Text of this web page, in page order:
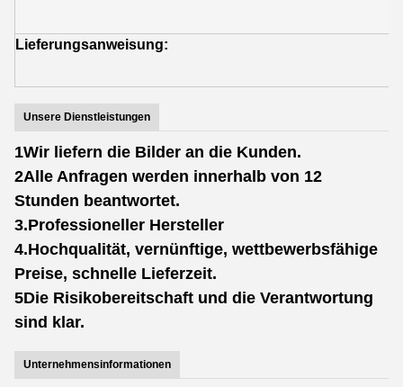
Lieferungsanweisung:
Unsere Dienstleistungen
1Wir liefern die Bilder an die Kunden.
2Alle Anfragen werden innerhalb von 12
Stunden beantwortet.
3.Professioneller Hersteller
4.Hochqualität, vernünftige, wettbewerbsfähige
Preise, schnelle Lieferzeit.
5Die Risikobereitschaft und die Verantwortung
sind klar.
Unternehmensinformationen